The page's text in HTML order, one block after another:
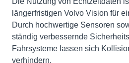
längerfristigen Volvo Vision für
Durch hochwertige Sensoren
ständig verbessernde
Fahrsysteme lassen sich
verhindern.